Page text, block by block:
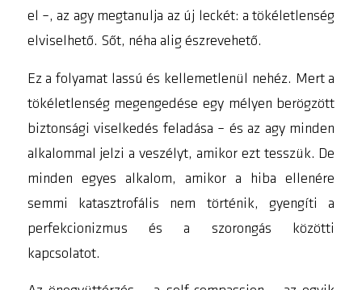
el –, az agy megtanulja az új leckét: a tökéletlenség
elviselhető. Sőt, néha alig észrevehető.
Ez a folyamat lassú és kellemetlenül nehéz. Mert a
tökéletlenség megengedése egy mélyen berögzött
biztonsági viselkedés feladása – és az agy minden
alkalommal jelzi a veszélyt, amikor ezt tesszük. De
minden egyes alkalom, amikor a hiba ellenére
semmi katasztrofális nem történik, gyengíti a
perfekcionizmus és a szorongás közötti
kapcsolatot.